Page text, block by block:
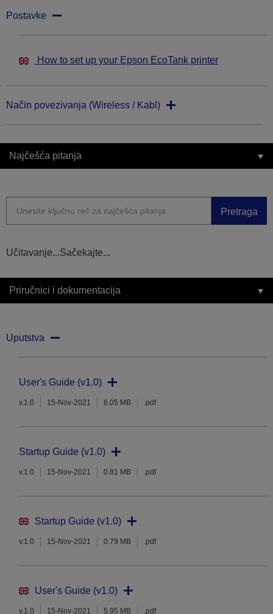
Postavke
How to set up your Epson EcoTank printer
Način povezivanja (Wireless / Kabl)
Najčešća pitanja
Pretraga
Učitavanje...Sačekajte...
Priručnici i dokumentacija
Uputstva
User's Guide (v1.0)
v.1.0 15-Nov-2021 6.05 MB .pdf
Startup Guide (v1.0)
v.1.0 15-Nov-2021 0.81 MB .pdf
Startup Guide (v1.0)
v.1.0 15-Nov-2021 0.79 MB .pdf
User's Guide (v1.0)
v.1.0 15-Nov-2021 5.95 MB .pdf